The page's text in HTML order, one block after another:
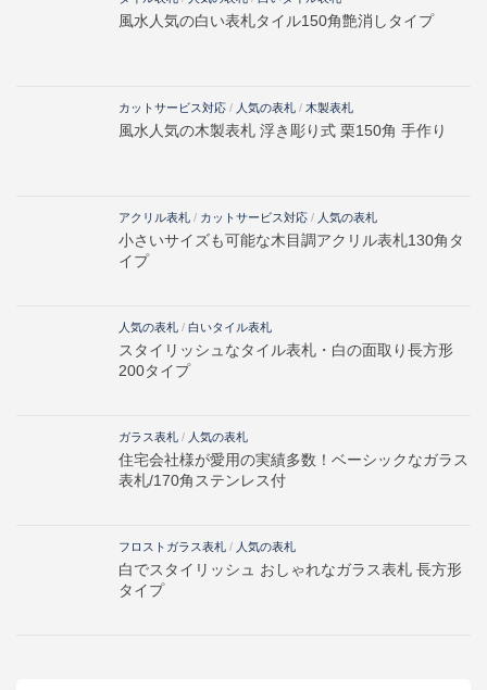
風水人気の白い表札タイル150角艶消しタイプ
カットサービス対応 / 人気の表札 / 木製表札
風水人気の木製表札 浮き彫り式 栗150角 手作り
アクリル表札 / カットサービス対応 / 人気の表札
小さいサイズも可能な木目調アクリル表札130角タ
イプ
人気の表札 / 白いタイル表札
スタイリッシュなタイル表札・白の面取り長方形
200タイプ
ガラス表札 / 人気の表札
住宅会社様が愛用の実績多数！ベーシックなガラス
表札/170角ステンレス付
フロストガラス表札 / 人気の表札
白でスタイリッシュ おしゃれなガラス表札 長方形
タイプ